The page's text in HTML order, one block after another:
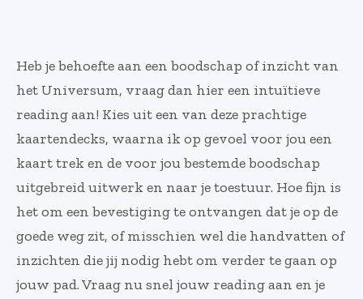
Heb je behoefte aan een boodschap of inzicht van
het Universum, vraag dan hier een intuïtieve
reading aan! Kies uit een van deze prachtige
kaartendecks, waarna ik op gevoel voor jou een
kaart trek en de voor jou bestemde boodschap
uitgebreid uitwerk en naar je toestuur. Hoe fijn is
het om een bevestiging te ontvangen dat je op de
goede weg zit, of misschien wel die handvatten of
inzichten die jij nodig hebt om verder te gaan op
jouw pad. Vraag nu snel jouw reading aan en je